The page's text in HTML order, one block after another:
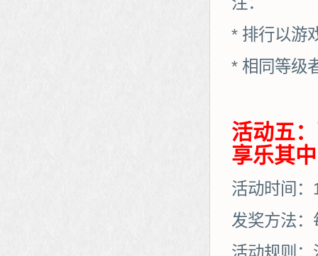
* 排行以游
* 相同等级
活动五
享乐其中
活动时间
发奖方法：